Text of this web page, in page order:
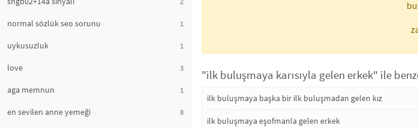
normal sözlük seo sorunu 1
uykusuzluk 1
love 3
aga memnun 1
en sevilen anne yemeği 8
"ilk buluşmaya karısıyla gelen erkek" ile
ilk buluşmaya başka bir ilk buluşmadan gelen kız
ilk buluşmaya eşofmanla gelen erkek